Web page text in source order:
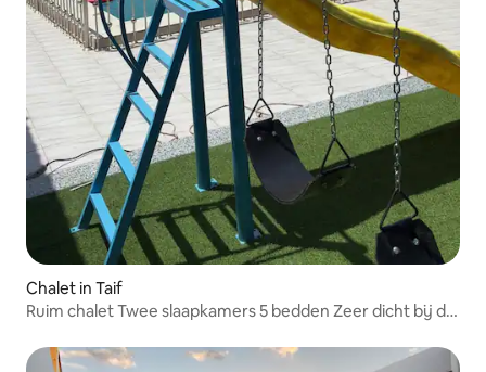
Chalet in Taif
Ruim chalet Twee slaapkamers 5 bedden Zeer dicht bij de